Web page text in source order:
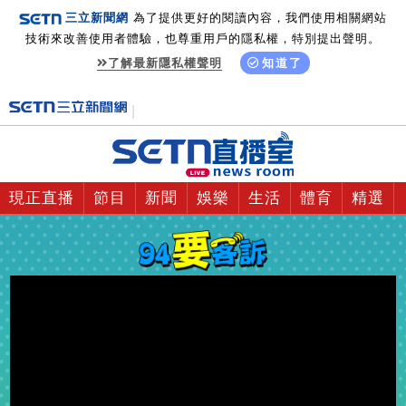
三立新聞網 為了提供更好的閱讀內容，我們使用相關網站
技術來改善使用者體驗，也尊重用戶的隱私權，特別提出聲明。
了解最新隱私權聲明
知道了
現正直播 節目 新聞 娛樂 生活 體育 精選